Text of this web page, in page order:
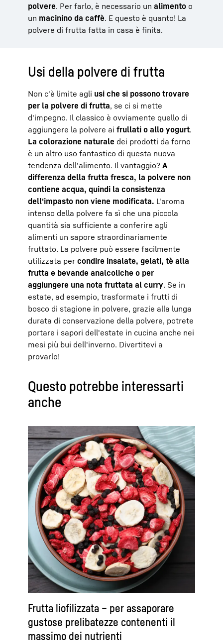
polvere. Per farlo, è necessario un alimento o
un macinino da caffè. E questo è quanto! La
polvere di frutta fatta in casa è finita.
Usi della polvere di frutta
Non c'è limite agli usi che si possono trovare
per la polvere di frutta, se ci si mette
d'impegno. Il classico è ovviamente quello di
aggiungere la polvere ai frullati o allo yogurt.
La colorazione naturale dei prodotti da forno
è un altro uso fantastico di questa nuova
tendenza dell'alimento. Il vantaggio? A
differenza della frutta fresca, la polvere non
contiene acqua, quindi la consistenza
dell'impasto non viene modificata. L'aroma
intenso della polvere fa sì che una piccola
quantità sia sufficiente a conferire agli
alimenti un sapore straordinariamente
fruttato. La polvere può essere facilmente
utilizzata per condire insalate, gelati, tè alla
frutta e bevande analcoliche o per
aggiungere una nota fruttata al curry. Se in
estate, ad esempio, trasformate i frutti di
bosco di stagione in polvere, grazie alla lunga
durata di conservazione della polvere, potrete
portare i sapori dell'estate in cucina anche nei
mesi più bui dell'inverno. Divertitevi a
provarlo!
Questo potrebbe interessarti
anche
Frutta liofilizzata – per assaporare
gustose prelibatezze contenenti il
massimo dei nutrienti